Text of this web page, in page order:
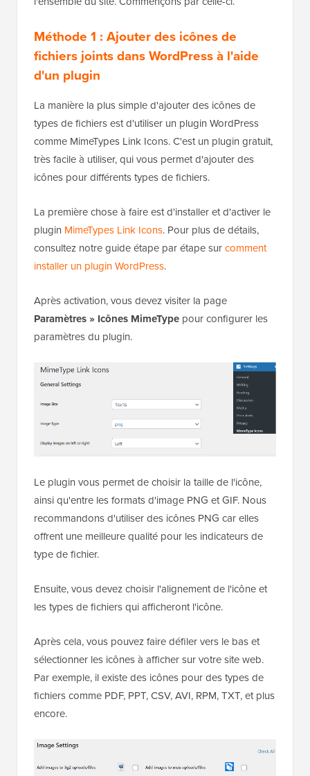
Méthode 1 : Ajouter des icônes de
fichiers joints dans WordPress à l'aide
d'un plugin
La manière la plus simple d'ajouter des icônes de
types de fichiers est d'utiliser un plugin WordPress
comme MimeTypes Link Icons. C'est un plugin gratuit,
très facile à utiliser, qui vous permet d'ajouter des
icônes pour différents types de fichiers.
La première chose à faire est d'installer et d'activer le
plugin MimeTypes Link Icons. Pour plus de détails,
consultez notre guide étape par étape surcomment
installer un plugin WordPress.
Après activation, vous devez visiter la page
Paramètres » Icônes MimeType pour configurer les
paramètres du plugin.
Le plugin vous permet de choisir la taille de l'icône,
ainsi qu'entre les formats d'image PNG et GIF. Nous
recommandons d'utiliser des icônes PNG car elles
offrent une meilleure qualité pour les indicateurs de
type de fichier.
Ensuite, vous devez choisir l'alignement de l'icône et
les types de fichiers qui afficheront l'icône.
Après cela, vous pouvez faire défiler vers le bas et
sélectionner les icônes à afficher sur votre site web.
Par exemple, il existe des icônes pour des types de
fichiers comme PDF, PPT, CSV, AVI, RPM, TXT, et plus
encore.